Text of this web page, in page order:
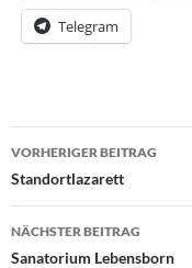
Telegram
Beitrags-
Navigation
VORHERIGER BEITRAG
Standortlazarett
NÄCHSTER BEITRAG
Sanatorium Lebensborn